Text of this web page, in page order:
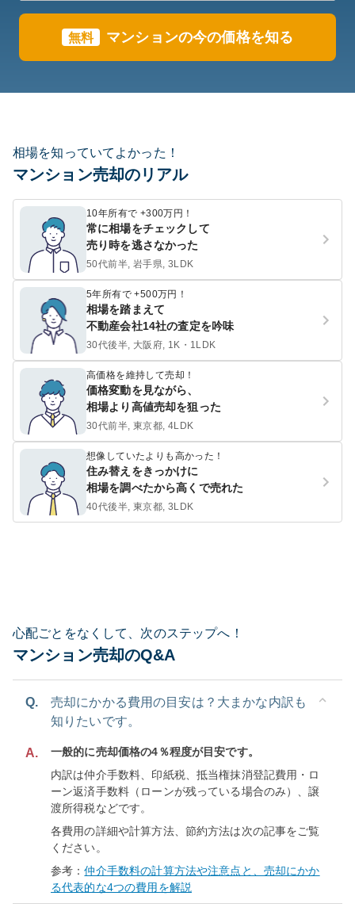
無料 マンションの今の価格を知る
相場を知っていてよかった！
マンション売却のリアル
10年所有で +300万円！
常に相場をチェックして
売り時を逃さなかった
50代前半, 岩手県, 3LDK
5年所有で +500万円！
相場を踏まえて
不動産会社14社の査定を吟味
30代後半, 大阪府, 1K・1LDK
高価格を維持して売却！
価格変動を見ながら、
相場より高値売却を狙った
30代前半, 東京都, 4LDK
想像していたよりも高かった！
住み替えをきっかけに
相場を調べたから高くで売れた
40代後半, 東京都, 3LDK
心配ごとをなくして、次のステップへ！
マンション売却のQ&A
Q.
売却にかかる費用の目安は？大まかな内訳も
知りたいです。
A.
一般的に売却価格の4％程度が目安です。
内訳は仲介手数料、印紙税、抵当権抹消登記費用・ロ
ーン返済手数料（ローンが残っている場合のみ）、譲
渡所得税などです。
各費用の詳細や計算方法、節約方法は次の記事をご覧
ください。
参考：仲介手数料の計算方法や注意点と、売却にかか
る代表的な4つの費用を解説